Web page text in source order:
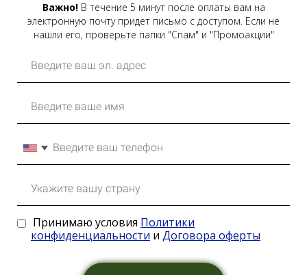
Важно!В течение 5 минут после оплаты вам на
электронную почту придет письмо с доступом. Если не
нашли его, проверьте папки "Спам" и "Промоакции"
Принимаю условия Политики
конфиденциальности и Договора оферты